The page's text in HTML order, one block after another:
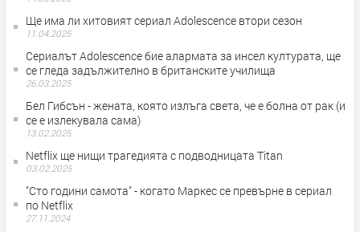
Ще има ли хитовият сериал Adolescence втори сезон
11.04.2025
Сериалът Adolescence бие алармата за инсел културата, ще
се гледа задължително в британските училища
26.03.2025
Бел Гибсън - жената, която излъга света, че е болна от рак (и
се е излекувала сама)
13.02.2025
Netflix ще нищи трагедията с подводницата Titan
03.02.2025
"Сто години самота" - когато Маркес се превърне в сериал
по Netflix
27.11.2024